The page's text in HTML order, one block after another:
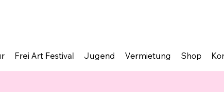
Frei Art Festival Jugend Vermietung Shop